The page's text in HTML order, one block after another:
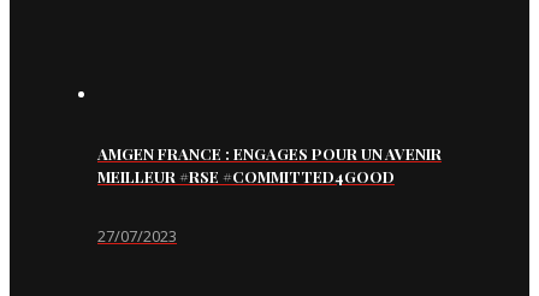
AMGEN FRANCE : ENGAGES POUR UN AVENIR
MEILLEUR #RSE #COMMITTED4GOOD
27/07/2023